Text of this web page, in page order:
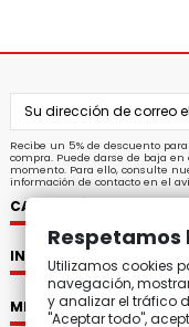
Recibe un 5% de descuento
compra. Puede darse de baja
momento. Para ello, consulte
información de contacto en el
CATEGORÍAS
INFORMACIÓN
MI CUENTA
Utilizamos cookies
navegación,
y analizar el tráfico
"Aceptar todo",